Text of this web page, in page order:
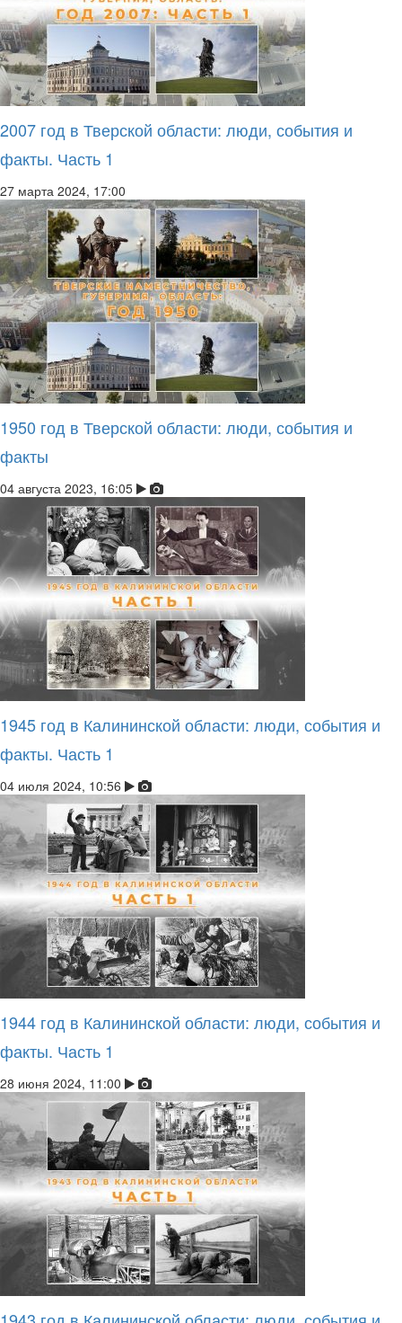
2007 год в Тверской области: люди, события и
факты. Часть 1
27 марта 2024, 17:00
1950 год в Тверской области: люди, события и
факты
04 августа 2023, 16:05
1945 год в Калининской области: люди, события и
факты. Часть 1
04 июля 2024, 10:56
1944 год в Калининской области: люди, события и
факты. Часть 1
28 июня 2024, 11:00